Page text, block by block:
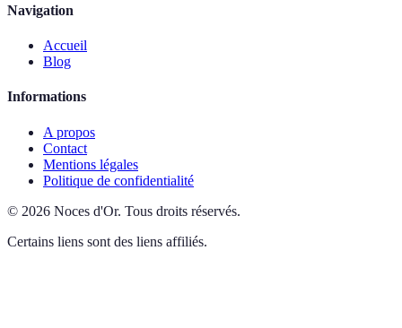
Navigation
Accueil
Blog
Informations
A propos
Contact
Mentions légales
Politique de confidentialité
© 2026 Noces d'Or. Tous droits réservés.
Certains liens sont des liens affiliés.